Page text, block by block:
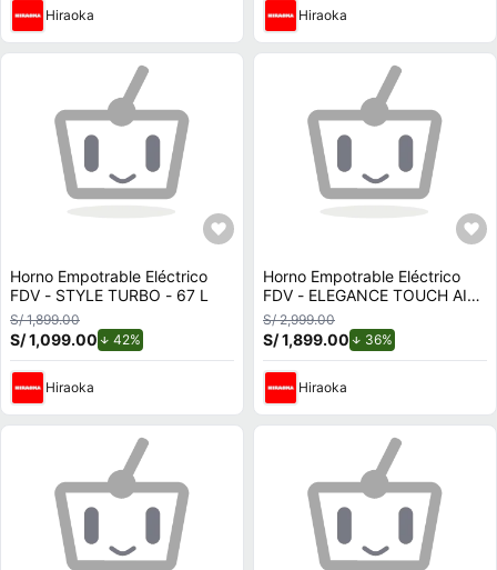
Hiraoka Hiraoka
Horno Empotrable Eléctrico
FDV - STYLE TURBO - 67 L
S/ 1,899.00
S/ 1,099.00 42%
Hiraoka
Horno Empotrable Eléctrico
FDV - ELEGANCE TOUCH AIR
FRYER - 70 L
S/ 2,999.00
S/ 1,899.00 36%
Hiraoka